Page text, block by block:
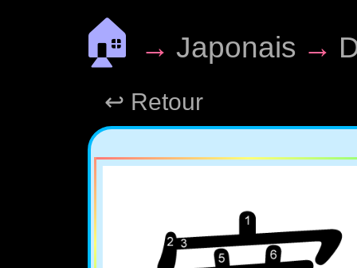
🏠 → Japonais →
↩ Retour